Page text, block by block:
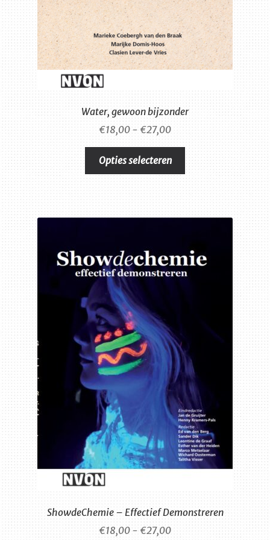
Water, gewoon bijzonder
€18,00 - €27,00Prijsklasse:
€18,00
tot
€27,00
Opties selecteren
product
kan
gekozen
productpagina
ShowdeChemie – Effectief Demonstreren
€18,00 - €27,00Prijsklasse: